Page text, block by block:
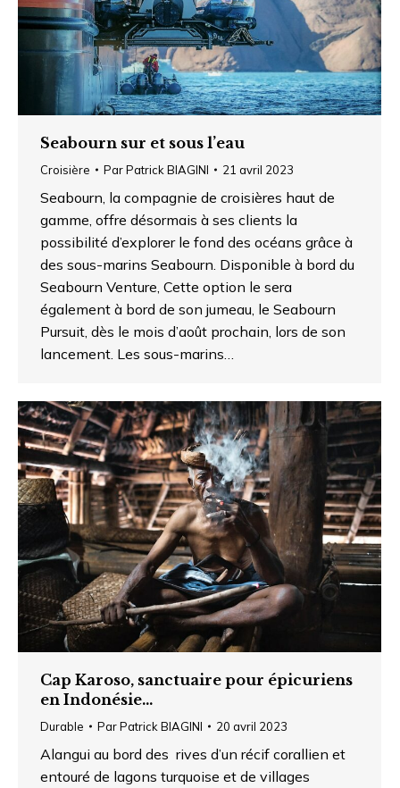
Seabourn sur et sous l’eau
Croisière ParPatrick BIAGINI 21 avril 2023
Seabourn, la compagnie de croisières haut de
gamme, offre désormais à ses clients la
possibilité d’explorer le fond des océans grâce à
des sous-marins Seabourn. Disponible à bord du
Seabourn Venture, Cette option le sera
également à bord de son jumeau, le Seabourn
Pursuit, dès le mois d’août prochain, lors de son
lancement. Les sous-marins…
Cap Karoso, sanctuaire pour épicuriens
en Indonésie…
Durable ParPatrick BIAGINI 20 avril 2023
Alangui au bord des rives d’un récif corallien et
entouré de lagons turquoise et de villages